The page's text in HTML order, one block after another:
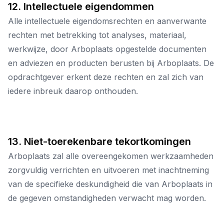
12. Intellectuele eigendommen
Alle intellectuele eigendomsrechten en aanverwante
rechten met betrekking tot analyses, materiaal,
werkwijze, door Arboplaats opgestelde documenten
en adviezen en producten berusten bij Arboplaats. De
opdrachtgever erkent deze rechten en zal zich van
iedere inbreuk daarop onthouden.
13. Niet-toerekenbare tekortkomingen
Arboplaats zal alle overeengekomen werkzaamheden
zorgvuldig verrichten en uitvoeren met inachtneming
van de specifieke deskundigheid die van Arboplaats in
de gegeven omstandigheden verwacht mag worden.